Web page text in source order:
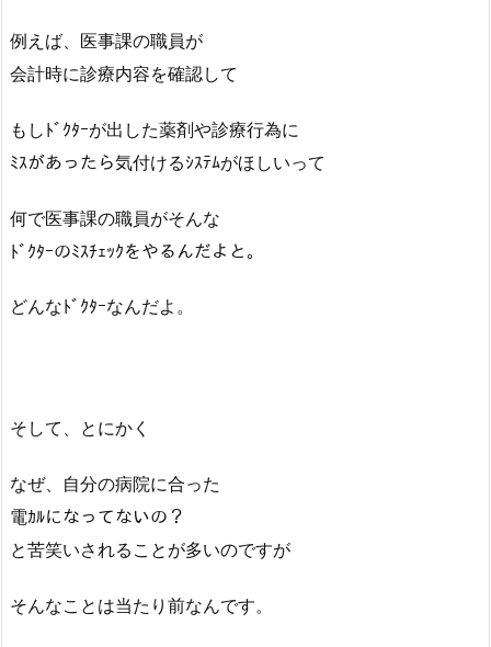
例えば、医事課の職員が
会計時に診療内容を確認して
もしﾄﾞｸﾀｰが出した薬剤や診療行為に
ﾐｽがあったら気付けるｼｽﾃﾑがほしいって
何で医事課の職員がそんな
ﾄﾞｸﾀｰのﾐｽﾁｪｯｸをやるんだよと。
どんなﾄﾞｸﾀｰなんだよ。
そして、とにかく
なぜ、自分の病院に合った
電ｶﾙになってないの？
と苦笑いされることが多いのですが
そんなことは当たり前なんです。